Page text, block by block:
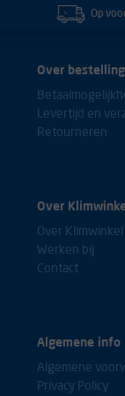
Goede vervanger
Op
Over
Levertijd en
Retourneren
Over
Over Klimwinkel
Werken bij
Contact
Algemene info
Algemene
Privacy Policy